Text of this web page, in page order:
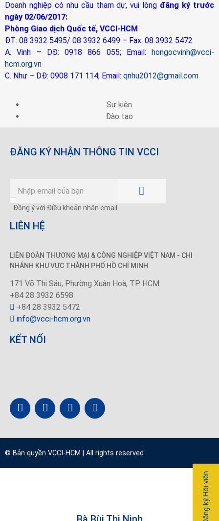
Doanh nghiệp có nhu cầu tham dự, vui lòng đăng ký trước
ngày 02/06/2017:
Phòng Giao dịch Quốc tế, VCCI-HCM
ĐT: 08 3932 5495/ 08 3932 6499 – Fax: 08 3932 5472
A. Vinh – DĐ: 0918 866 055; Email:
hongocvinh@vcci-
hcm.org.vn
C. Như – DĐ: 0908 171 114; Email: qnhu2012@gmail.com
Sự kiện
Đào tạo
ĐĂNG KÝ NHẬN THÔNG TIN VCCI
Đồng ý với Điều khoản nhận email
LIÊN HỆ
LIÊN ĐOÀN THƯƠNG MẠI & CÔNG NGHIỆPVIỆT NAM - CHI
NHÁNH KHU VỰC THÀNH PHỐ HỒ CHÍ MINH
171 Võ Thị Sáu, Phường Xuân Hoà, TP. HCM
+84 28 3932 6598
+84 28 3932 5472
info@vcci-hcm.org.vn
KẾT NỐI
© Bản quyền VCCI-HCM | All rights reserved
Đăng ký Hội viên